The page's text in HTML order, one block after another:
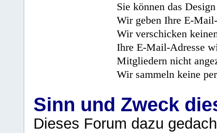
Sie können das
Wir geben Ihre E-
Wir verschicken
Ihre E-Mail-Adresse
Mitgliedern nicht
Wir sammeln keine
Sinn und Zweck
Dieses Forum dazu